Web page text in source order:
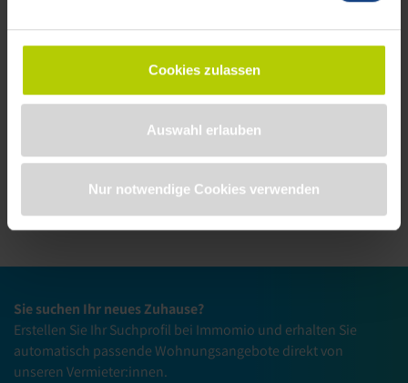
werden vom Europäischen Gerichtshof als ein Land mit
Datenschutzniveau eingeschätzt. Es besteht
insbesondere das Risiko, dass Ihre Daten durch US-
Behörden, zu Kontroll- und zu Überwachungszwecken,
verarbeitet werden können. Weitere Informationen zum
Umgang mit Ihren Daten als Seitenbesucher und der
https://www.dawonia.de/de/datenschutzund in
Cookies zulassen
Auswahl erlauben
Nur notwendige Cookies verwenden
Bei Interesse vereinbaren Sie direkt Ihren persönlichen
Besichtigungstermin.
Wir freuen uns Sie beraten zu dürfen!
Gewerbe markieren Jetzt anfragen
Sie suchen Ihr neues Zuhause?
Erstellen Sie Ihr Suchprofil bei Immomio und erhalten Sie
automatisch passende Wohnungsangebote direkt von
unseren Vermieter:innen.